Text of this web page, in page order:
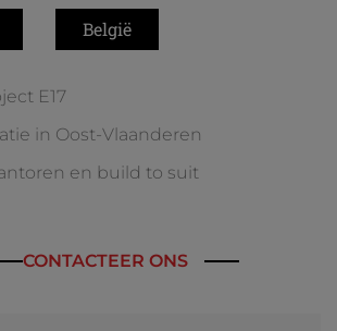
België
E17
in Oost-Vlaanderen
en build to suit
CONTACTEER ONS